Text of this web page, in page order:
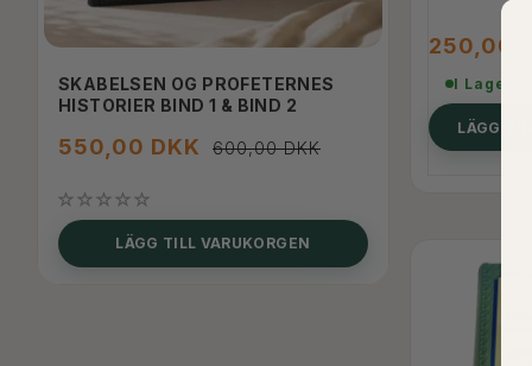
SKABELSEN OG PROFETERNES
HISTORIER BIND 1 & BIND 2
550,00 DKK 600,00 DKK
LÄGG TILL VARUKORGEN
PERLER AF
KORANEN
(SAW)
250,00
I Lager
LÄGG